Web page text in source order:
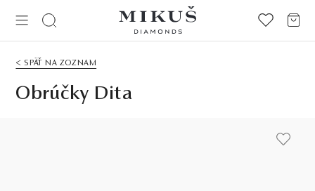
< SPÄŤ NA ZOZNAM
Obrúčky Dita